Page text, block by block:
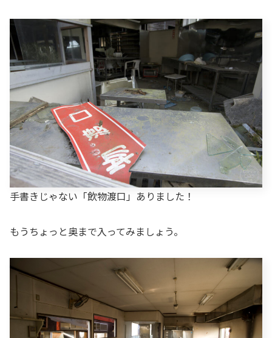
手書きじゃない「飲物渡口」ありました！
もうちょっと奥まで入ってみましょう。